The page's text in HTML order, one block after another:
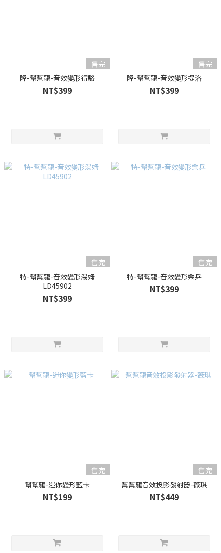
售完
降-幫幫龍-音效變形得駱
NT$399
售完
降-幫幫龍-音效變形提洛
NT$399
售完
特-幫幫龍-音效變形湯姆
LD45902
NT$399
售完
特-幫幫龍-音效變形樂乒
NT$399
售完
幫幫龍-迷你變形藍卡
NT$199
售完
幫幫龍音效投影發射器-薇琪
NT$449